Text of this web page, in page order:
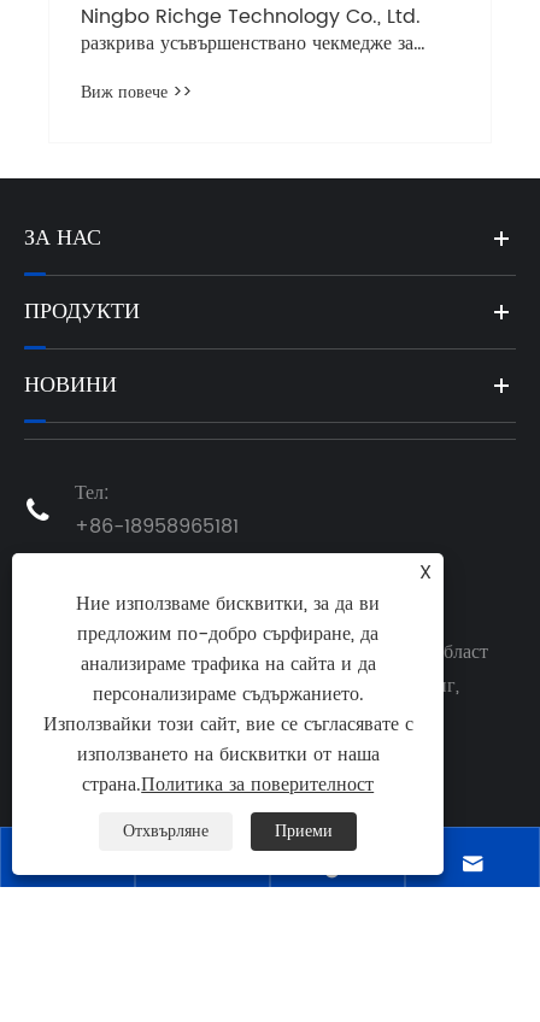
Ningbo Richge Technology Co., Ltd.
разкрива усъвършенствано чекмедже за
фазна връзка 630A – цялостно овластяване
Виж повече >>
ЗА НАС
ПРОДУКТИ
НОВИНИ

Тел:
+86-18958965181
sales@switchgearcn.net
Адрес: No.1083 Zhongshan East Road, област
Yinzhou, град Нингбо, провинция Жеджианг,
Китай, Китай
Copyright © 2024 Ningbo Richge Technology Co.,

X
Ние използваме бисквитки, за да ви
предложим по-добро сърфиране, да
анализираме трафика на сайта и да
персонализираме съдържанието.
Използвайки този сайт, вие се съгласявате с
използването на бисквитки от наша
страна.Политика за поверителност
Отхвърляне Приеми